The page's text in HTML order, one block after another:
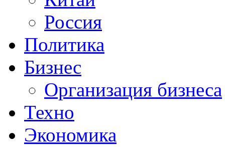
Россия
Политика
Бизнес
Организация бизнеса
Техно
Экономика